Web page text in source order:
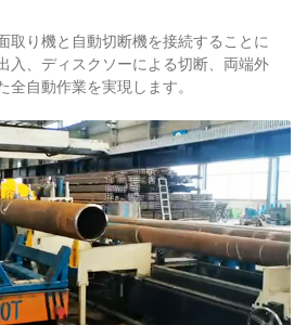
取り機と自動切断機を接続することに
入、ディスクソーによる切断、両端外
自動作業を実現します。